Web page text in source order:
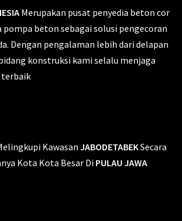
Merupakan pusat penyedia beton cor
pompa beton sebagai solusi pengecoran
Dengan pengalaman lebih dari delapan
konstruksi kami selalu menjaga
terbaik
Kawasan JABODETABEKSecara
Kota Kota Besar Di PULAU JAWA